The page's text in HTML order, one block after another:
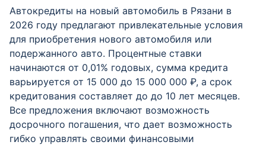
Автокредиты на новый автомобиль в Рязани в
2026 году предлагают привлекательные условия
для приобретения нового автомобиля или
подержанного авто. Процентные ставки
начинаются от 0,01% годовых, сумма кредита
варьируется от 15 000 до 15 000 000 ₽, а срок
кредитования составляет до до 10 лет месяцев.
Все предложения включают возможность
досрочного погашения, что дает возможность
гибко управлять своими финансовыми